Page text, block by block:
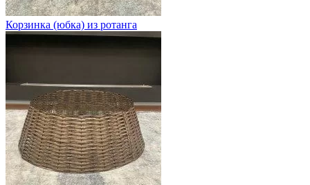
Корзинка (юбка) из ротанга